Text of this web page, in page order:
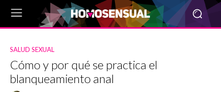
SALUD SEXUAL
Cómo y por qué se practica el
blanqueamiento anal